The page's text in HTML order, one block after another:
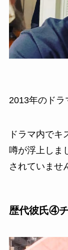
2013年のドラ
ドラマ内でキ
噂が浮上しま
されていませ
歴代彼氏④チ